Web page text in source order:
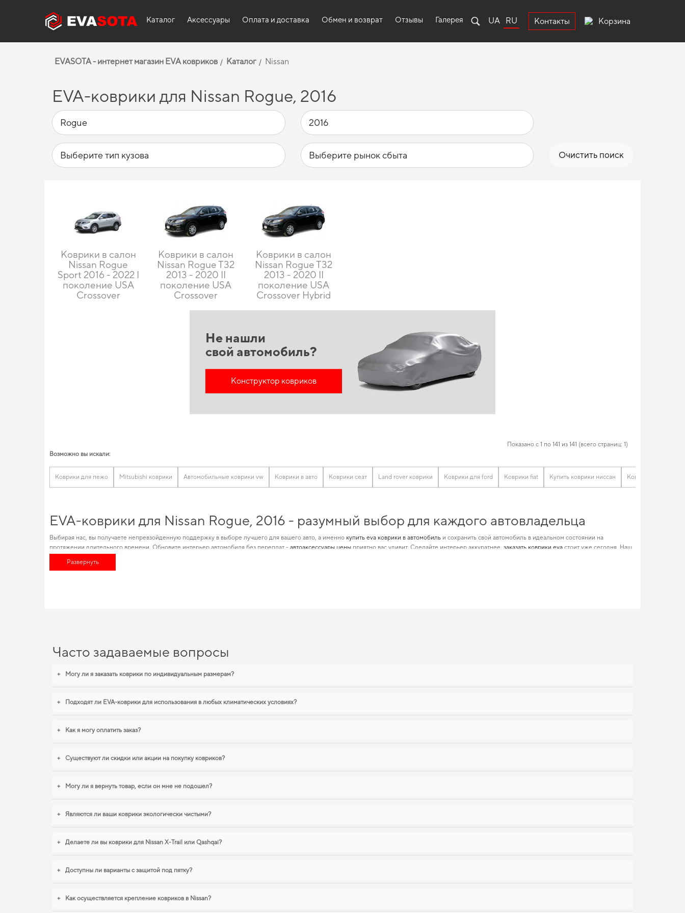
Каталог Аксессуары Оплата и доставка Обмен и возврат Отзывы Галерея UA RU Контакты Корзина
EVASOTA - интернет магазин EVA ковриков Каталог Nissan
EVA-коврики для Nissan Rogue, 2016
Очистить поиск
Коврики в салон
Nissan Rogue
Sport 2016 - 2022 I
поколение USA
Crossover
Коврики в салон
Nissan Rogue T32
2013 - 2020 II
поколение USA
Crossover
Коврики в салон
Nissan Rogue T32
2013 - 2020 II
поколение USA
Crossover Hybrid
Не нашли
свой автомобиль?
Конструктор ковриков
Показано с 1 по 141 из 141 (всего страниц: 1)
Возможно вы искали:
Коврики для пежо Mitsubishi коврики Автомобильные коврики vw Коврики в авто Коврики сеат Land rover коврики Коврики для ford Коврики fiat Купить коврики ниссан Коврики в шкоду
EVA-коврики для Nissan Rogue, 2016 - разумный выбор для каждого автовладельца
Выбирая нас, вы получаете непревзойденную поддержку в выборе лучшего для вашего авто, а именно купить eva коврики в автомобиль и сохранить свой автомобиль в идеальном состоянии на
протяжении длительного времени. Обновите интерьер автомобиля без переплат - автоаксессуары цены приятно вас удивит. Сделайте интерьер аккуратнее, заказать коврики eva стоит уже сегодня. Наш
авто в зависимости от условий эксплуатации. Подберите полезные дополнения для машины,
Развернуть
Часто задаваемые вопросы
+ Могу ли я заказать коврики по индивидуальным размерам?
+ Подходят ли EVA-коврики для использования в любых климатических условиях?
+ Как я могу оплатить заказ?
+ Существуют ли скидки или акции на покупку ковриков?
+ Могу ли я вернуть товар, если он мне не подошел?
+ Являются ли ваши коврики экологически чистыми?
+ Делаете ли вы коврики для Nissan X-Trail или Qashqai?
+ Доступны ли варианты с защитой под пятку?
+ Как осуществляется крепление ковриков в Nissan?